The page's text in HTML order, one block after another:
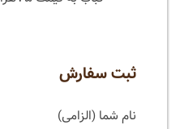
ثبت سفارش
نام شما (الزامی)